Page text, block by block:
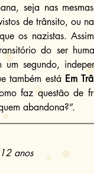
seja nas
de trânsito, ou
os nazistas.
do ser
segundo,
também está Em
faz questão de
abandona?”.
anos